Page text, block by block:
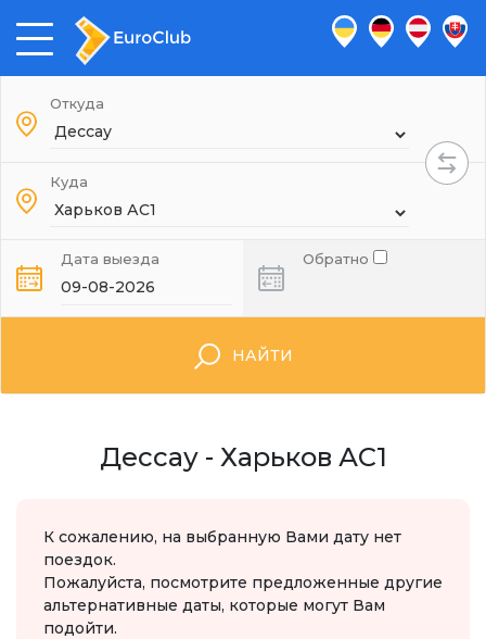
Откуда
Куда
Дата выезда Обратно
НАЙТИ
Дессау - Харьков АС1
К сожалению, на выбранную Вами дату нет
поездок.
Пожалуйста, посмотрите предложенные другие
альтернативные даты, которые могут Вам
подойти.